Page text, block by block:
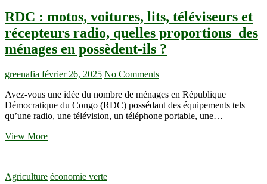
RDC : motos, voitures, lits, téléviseurs et
récepteurs radio, quelles proportions des
ménages en possèdent-ils ?
greenafia février 26, 2025 No Comments
Avez-vous une idée du nombre de ménages en République
Démocratique du Congo (RDC) possédant des équipements tels
qu’une radio, une télévision, un téléphone portable, une…
View MoreRDC
lits,
Agriculture économie verte